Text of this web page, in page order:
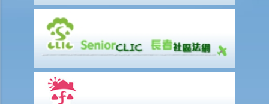
2. 我的妻子是澳洲人。我想她來香港與我同住。我要怎樣做？
3. 我幾年前在內地結婚，但後來丈夫離開了我，不知所蹤。我現在想在
4. 我懷疑妻子紅杏出牆，我可否藉此理由離婚？
5. 我是一名女性，與男朋友同居，並不打算結婚。我們在法律上的保障